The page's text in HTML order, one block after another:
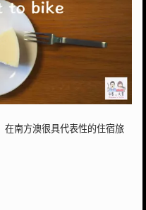
在南方澳很具代表性的住宿旅